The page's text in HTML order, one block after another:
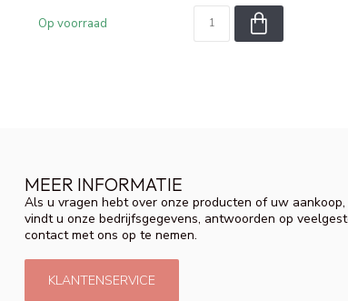
Op voorraad
MEER INFORMATIE
Als u vragen hebt over onze producten of uw
vindt u onze bedrijfsgegevens, antwoorden op
contact met ons op te nemen.
KLANTENSERVICE